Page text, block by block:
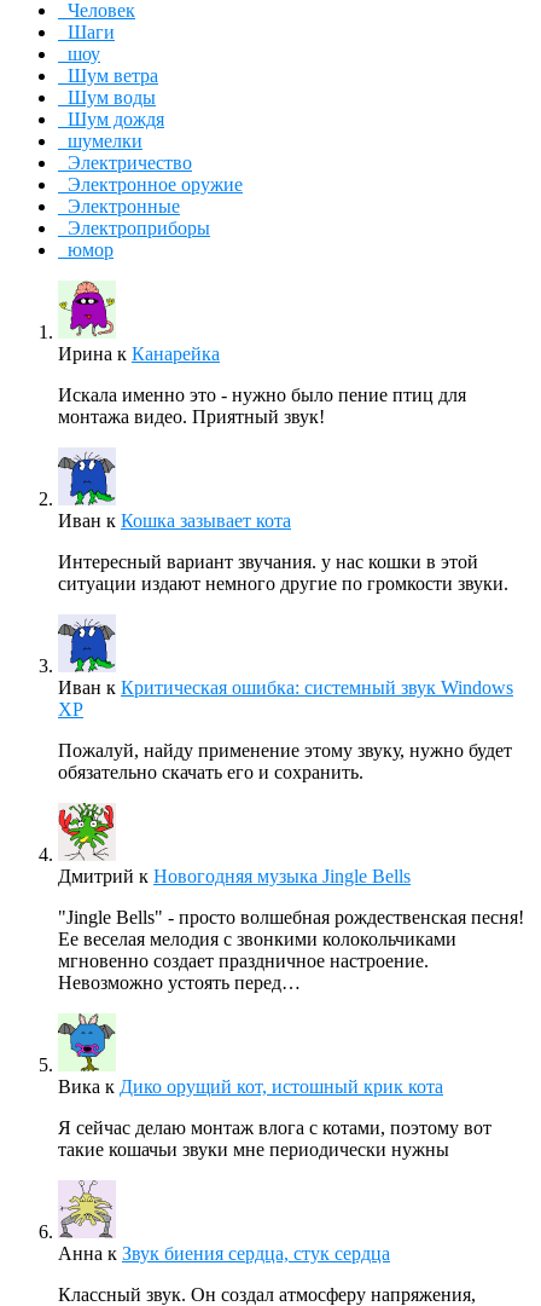
Человек
Шаги
шоу
Шум ветра
Шум воды
Шум дождя
шумелки
Электричество
Электронное оружие
Электронные
Электроприборы
юмор
Ирина к Канарейка
Искала именно это - нужно было пение птиц для
монтажа видео. Приятный звук!
Иван к Кошка зазывает кота
Интересный вариант звучания. у нас кошки в этой
ситуации издают немного другие по громкости звуки.
Иван к Критическая ошибка: системный звук Windows
XP
Пожалуй, найду применение этому звуку, нужно будет
обязательно скачать его и сохранить.
Дмитрий к Новогодняя музыка Jingle Bells
"Jingle Bells" - просто волшебная рождественская песня!
Ее веселая мелодия с звонкими колокольчиками
мгновенно создает праздничное настроение.
Невозможно устоять перед…
Вика к Дико орущий кот, истошный крик кота
Я сейчас делаю монтаж влога с котами, поэтому вот
такие кошачьи звуки мне периодически нужны
Анна к Звук биения сердца, стук сердца
Классный звук. Он создал атмосферу напряжения,